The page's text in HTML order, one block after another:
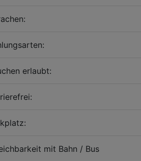
erlaubt:
mit Bahn / Bus